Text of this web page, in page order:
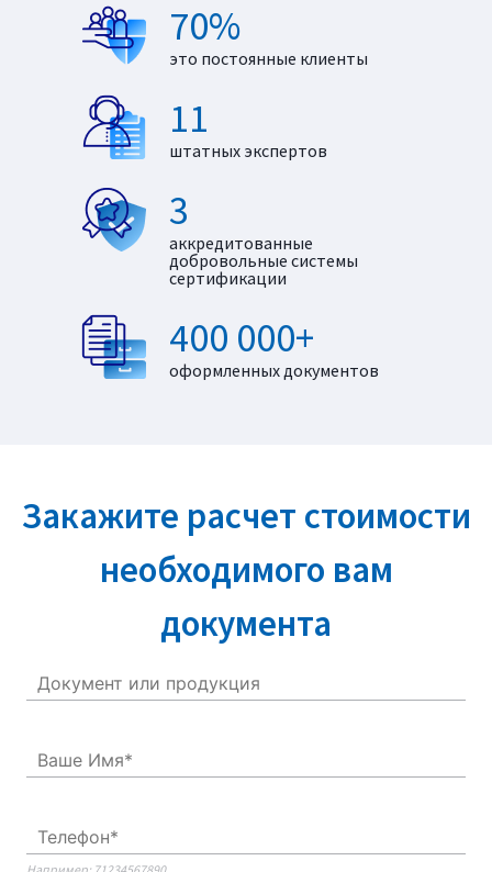
70%
это постоянные клиенты
11
штатных экспертов
3
аккредитованные
добровольные системы
сертификации
400 000+
оформленных документов
Закажите расчет стоимости
необходимого вам
документа